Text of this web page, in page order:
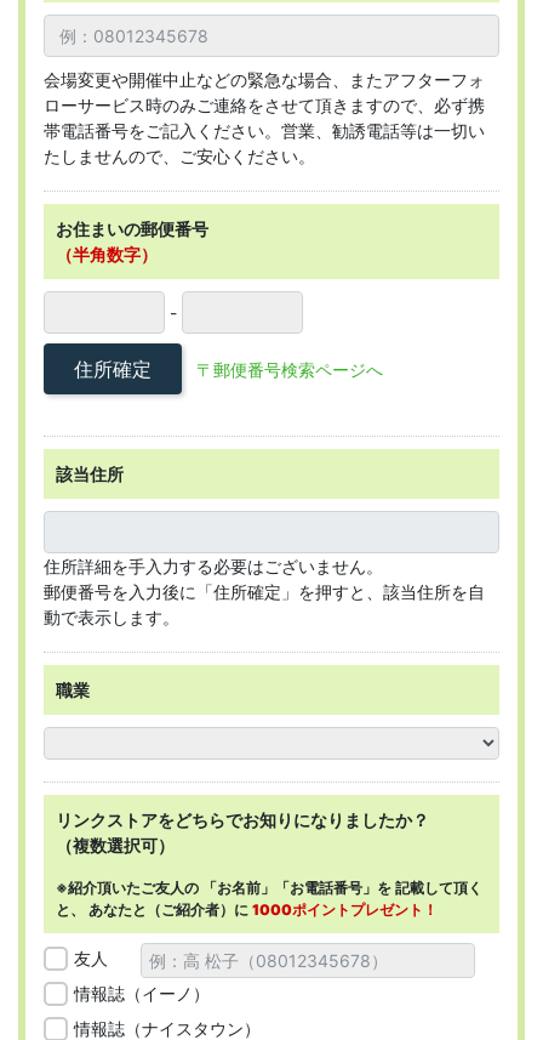
会場変更や開催中止などの緊急な場合、またアフターフォ
ローサービス時のみご連絡をさせて頂きますので、必ず携
帯電話番号をご記入ください。営業、勧誘電話等は一切い
たしませんので、ご安心ください。
お住まいの郵便番号
（半角数字）
-
住所確定 〒郵便番号検索ページへ
該当住所
住所詳細を手入力する必要はございません。
郵便番号を入力後に「住所確定」を押すと、該当住所を自
動で表示します。
職業
リンクストアをどちらでお知りになりましたか？
（複数選択可）
※紹介頂いたご友人の 「お名前」「お電話番号」を 記載して頂く
と、 あなたと（ご紹介者）に 1000ポイントプレゼント！
友人
情報誌（イーノ）
情報誌（ナイスタウン）